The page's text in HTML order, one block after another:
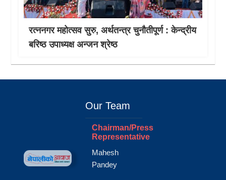
रत्ननगर महोत्सव सुरु, अर्थतन्त्र चुनौतीपूर्ण : केन्द्रीय
बरिष्ठ उपाध्यक्ष अन्जन श्रेष्ठ
Our Team
Chairman/Press
Representative
Mahesh
Pandey